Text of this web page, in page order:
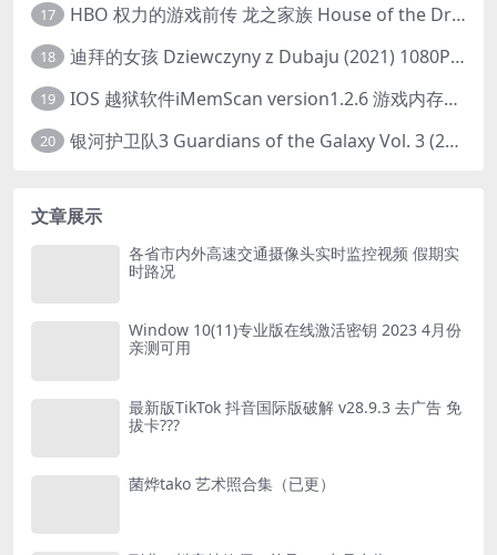
17 HBO 权力的游戏前传 龙之家族 House of the Dragon (2022) 中字 1080P 更新4集
18 迪拜的女孩 Dziewczyny z Dubaju (2021) 1080P 中字
19 IOS 越狱软件iMemScan version1.2.6 游戏内存修改器
20 银河护卫队3 Guardians of the Galaxy Vol. 3 (2023)4K高清资源1080p只分享精品
文章展示
各省市内外高速交通摄像头实时监控视频 假期实
时路况
Window 10(11)专业版在线激活密钥 2023 4月份
亲测可用
最新版TikTok 抖音国际版破解 v28.9.3 去广告 免
拔卡???
菌烨tako 艺术照合集（已更）